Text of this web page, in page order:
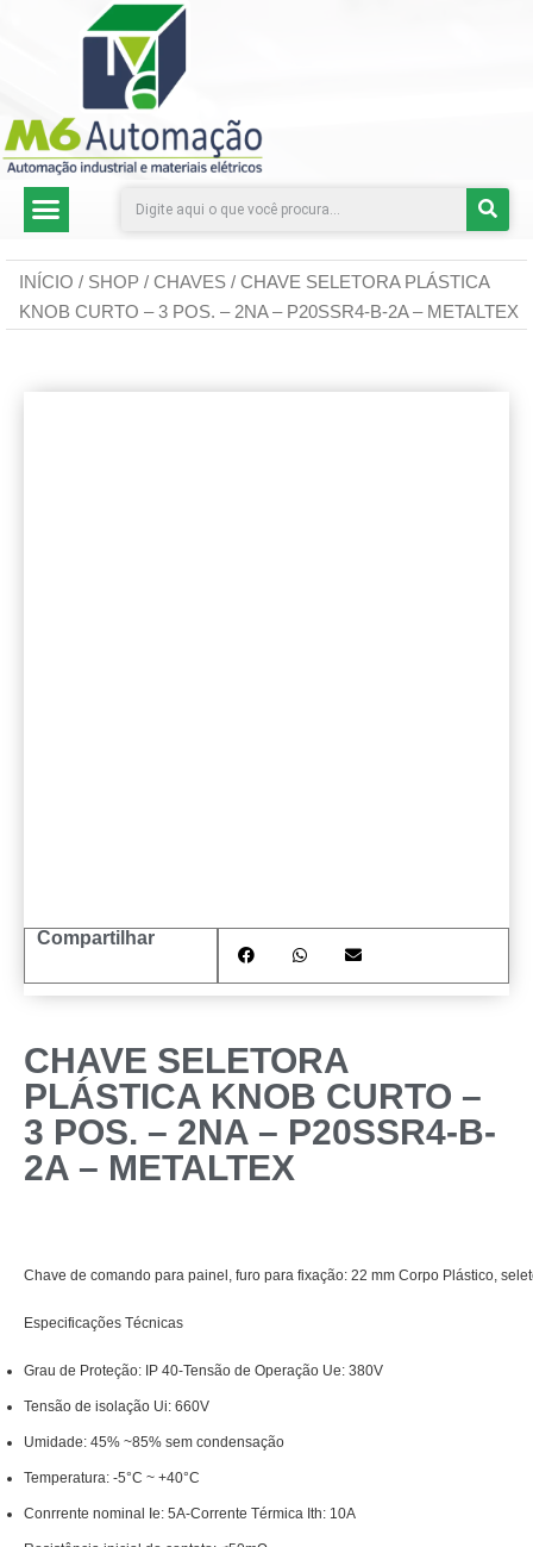
INÍCIO / SHOP / CHAVES / CHAVE SELETORA PLÁSTICA
KNOB CURTO – 3 POS. – 2NA – P20SSR4-B-2A – METALTEX
CHAVE SELETORA
PLÁSTICA KNOB CURTO –
3 POS. – 2NA – P20SSR4-B-
2A – METALTEX
Chave de comando para painel, furo para fixação: 22 mm Corpo Plástico,
Especificações Técnicas
Grau de Proteção: IP 40-Tensão de Operação Ue: 380V
Tensão de isolação Ui: 660V
Umidade: 45% ~85% sem condensação
Temperatura: -5°C ~ +40°C
Conrrente nominal Ie: 5A-Corrente Térmica Ith: 10A
Compartilhar